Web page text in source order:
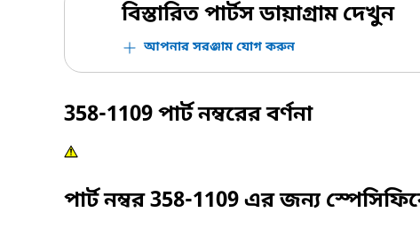
বিস্তারিত পার্টস ডায়াগ্রাম দেখুন
আপনার সরঞ্জাম যোগ করুন
358-1109পার্ট নম্বরের বর্ণনা
পার্ট নম্বর358-1109এর জন্য